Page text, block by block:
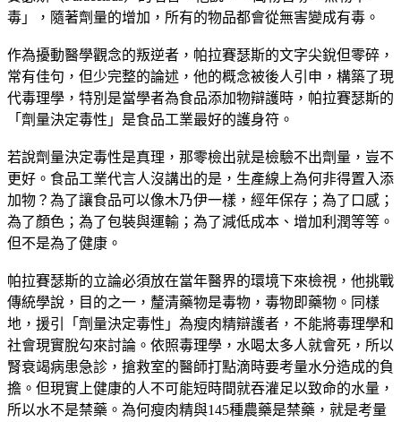
毒」，隨著劑量的增加，所有的物品都會從無害變成有毒。
作為擾動醫學觀念的叛逆者，帕拉賽瑟斯的文字尖銳但零碎，
常有佳句，但少完整的論述，他的概念被後人引申，構築了現
代毒理學，特別是當學者為食品添加物辯護時，帕拉賽瑟斯的
「劑量決定毒性」是食品工業最好的護身符。
若說劑量決定毒性是真理，那零檢出就是檢驗不出劑量，豈不
更好。食品工業代言人沒講出的是，生產線上為何非得置入添
加物？為了讓食品可以像木乃伊一樣，經年保存；為了口感；
為了顏色；為了包裝與運輸；為了減低成本、增加利潤等等。
但不是為了健康。
帕拉賽瑟斯的立論必須放在當年醫界的環境下來檢視，他挑戰
傳統學說，目的之一，釐清藥物是毒物，毒物即藥物。同樣
地，援引「劑量決定毒性」為瘦肉精辯護者，不能將毒理學和
社會現實脫勾來討論。依照毒理學，水喝太多人就會死，所以
腎衰竭病患急診，搶救室的醫師打點滴時要考量水分造成的負
擔。但現實上健康的人不可能短時間就吞灌足以致命的水量，
所以水不是禁藥。為何瘦肉精與145種農藥是禁藥，就是考量